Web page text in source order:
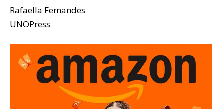
Rafaella Fernandes
UNOPress